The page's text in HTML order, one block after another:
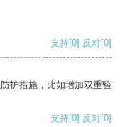
支持[0] 反对[0]
护措施，比如增加双重验
支持[0] 反对[0]